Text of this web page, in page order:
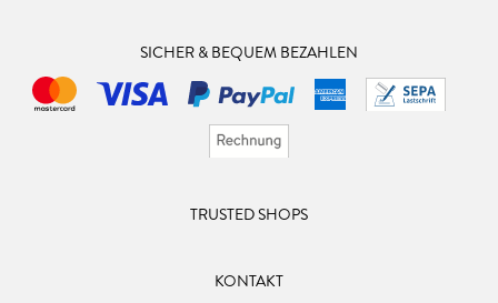
SICHER & BEQUEM BEZAHLEN
TRUSTED SHOPS
KONTAKT